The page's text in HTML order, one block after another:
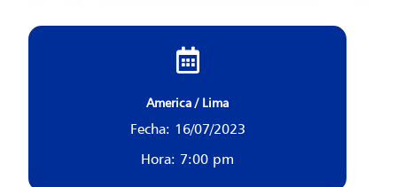
America / Lima
Fecha: 16/07/2023
Hora: 7:00 pm